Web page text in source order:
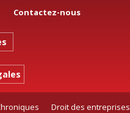
Contactez-nous
Droit des entreprises